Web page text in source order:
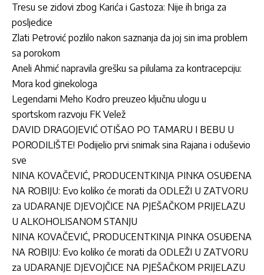
Tresu se zidovi zbog Karića i Gastoza: Nije ih briga za
posljedice
Zlati Petrović pozlilo nakon saznanja da joj sin ima problem
sa porokom
Aneli Ahmić napravila grešku sa pilulama za kontracepciju:
Mora kod ginekologa
Legendarni Meho Kodro preuzeo ključnu ulogu u
sportskom razvoju FK Velež
DAVID DRAGOJEVIĆ OTIŠAO PO TAMARU I BEBU U
PORODILIŠTE! Podijelio prvi snimak sina Rajana i oduševio
sve
NINA KOVAČEVIĆ, PRODUCENTKINJA PINKA OSUĐENA
NA ROBIJU: Evo koliko će morati da ODLEŽI U ZATVORU
za UDARANJE DJEVOJČICE NA PJEŠAČKOM PRIJELAZU
U ALKOHOLISANOM STANJU
NINA KOVAČEVIĆ, PRODUCENTKINJA PINKA OSUĐENA
NA ROBIJU: Evo koliko će morati da ODLEŽI U ZATVORU
za UDARANJE DJEVOJČICE NA PJEŠAČKOM PRIJELAZU